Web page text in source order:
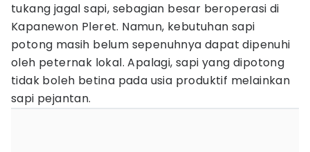
tukang jagal sapi, sebagian besar beroperasi di
Kapanewon Pleret. Namun, kebutuhan sapi
potong masih belum sepenuhnya dapat dipenuhi
oleh peternak lokal. Apalagi, sapi yang dipotong
tidak boleh betina pada usia produktif melainkan
sapi pejantan.